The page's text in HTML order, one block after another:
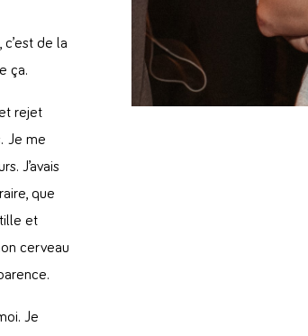
c’est de la
ça.
rejet
Je me
J’avais
que
et
cerveau
Je